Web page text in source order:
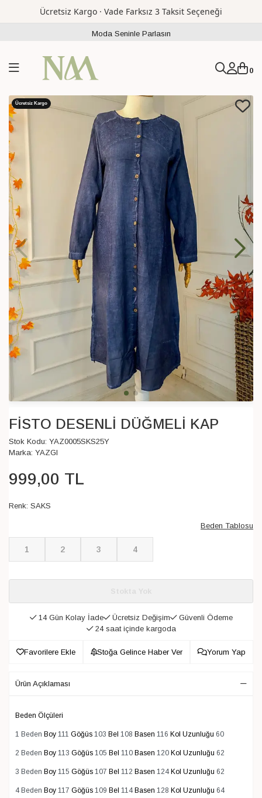
Ücretsiz Kargo · Vade Farksız 3 Taksit Seçeneği
Moda Seninle Parlasın
0
Ücretsiz Kargo
FİSTO DESENLİ DÜĞMELİ KAP
Stok Kodu: YAZ0005SKS25Y
Marka: YAZGI
999,00 TL
Renk: SAKS
Beden Tablosu
1 2 3 4
14 Gün Kolay İade Ücretsiz Değişim
Güvenli Ödeme
24 saat içinde kargoda
Favorilere Ekle Stoğa Gelince Haber Ver Yorum Yap
Ürün Açıklaması
Beden Ölçüleri
1 Beden Boy 111 Göğüs 103 Bel 108 Basen 116 Kol Uzunluğu 60
2 Beden Boy 113 Göğüs 105 Bel 110 Basen 120 Kol Uzunluğu 62
3 Beden Boy 115 Göğüs 107 Bel 112 Basen 124 Kol Uzunluğu 62
4 Beden Boy 117 Göğüs 109 Bel 114 Basen 128 Kol Uzunluğu 64